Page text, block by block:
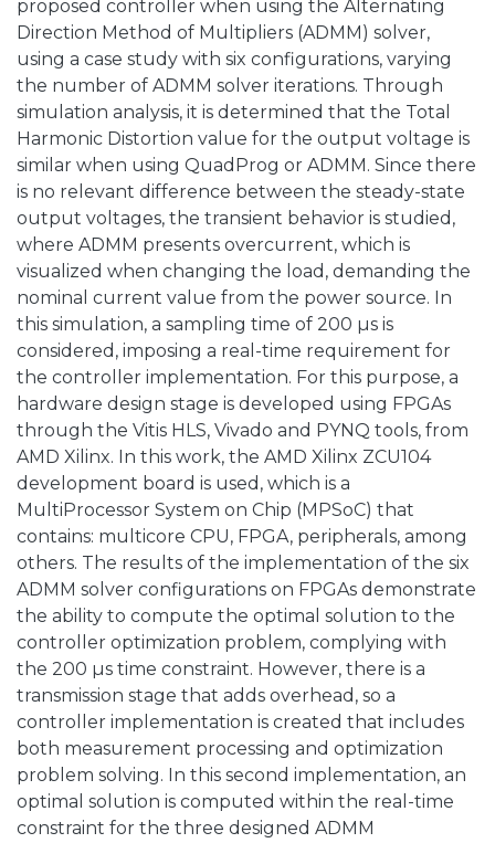
proposed controller when using the Alternating
Direction Method of Multipliers (ADMM) solver,
using a case study with six configurations, varying
the number of ADMM solver iterations. Through
simulation analysis, it is determined that the Total
Harmonic Distortion value for the output voltage is
similar when using QuadProg or ADMM. Since there
is no relevant difference between the steady-state
output voltages, the transient behavior is studied,
where ADMM presents overcurrent, which is
visualized when changing the load, demanding the
nominal current value from the power source. In
this simulation, a sampling time of 200 µs is
considered, imposing a real-time requirement for
the controller implementation. For this purpose, a
hardware design stage is developed using FPGAs
through the Vitis HLS, Vivado and PYNQ tools, from
AMD Xilinx. In this work, the AMD Xilinx ZCU104
development board is used, which is a
MultiProcessor System on Chip (MPSoC) that
contains: multicore CPU, FPGA, peripherals, among
others. The results of the implementation of the six
ADMM solver configurations on FPGAs demonstrate
the ability to compute the optimal solution to the
controller optimization problem, complying with
the 200 µs time constraint. However, there is a
transmission stage that adds overhead, so a
controller implementation is created that includes
both measurement processing and optimization
problem solving. In this second implementation, an
optimal solution is computed within the real-time
constraint for the three designed ADMM